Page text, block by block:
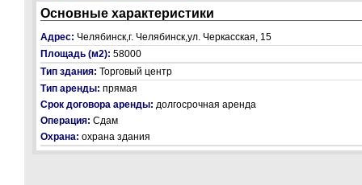
Основные характеристики
Адрес: Челябинск,г. Челябинск,ул. Черкасская, 15
Площадь (м2): 58000
Тип здания: Торговый центр
Тип аренды: прямая
Срок договора аренды: долгосрочная аренда
Операция: Сдам
Охрана: охрана здания